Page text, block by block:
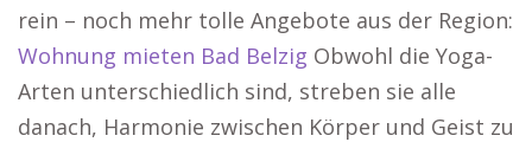
rein – noch mehr tolle Angebote aus der Region:
Wohnung mieten Bad Belzig Obwohl die Yoga-
Arten unterschiedlich sind, streben sie alle
danach, Harmonie zwischen Körper und Geist zu